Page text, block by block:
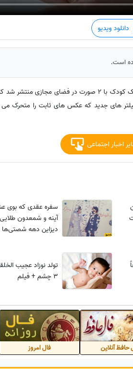
دانلود ویدیو
به گزارش پایگاه خبری تحلیلی ساعدنیوز به نقل از رکنا، فیلمی از یک کودک
فیلتر های جدید که عکس های ثابت را
اخبار اجتماعی
سفره عقدی که بوی
آینه و شمعدون
دیزاین دهه شصتی‌ها
3 چشم + فیلم
حافظ آنلاین فال امروز